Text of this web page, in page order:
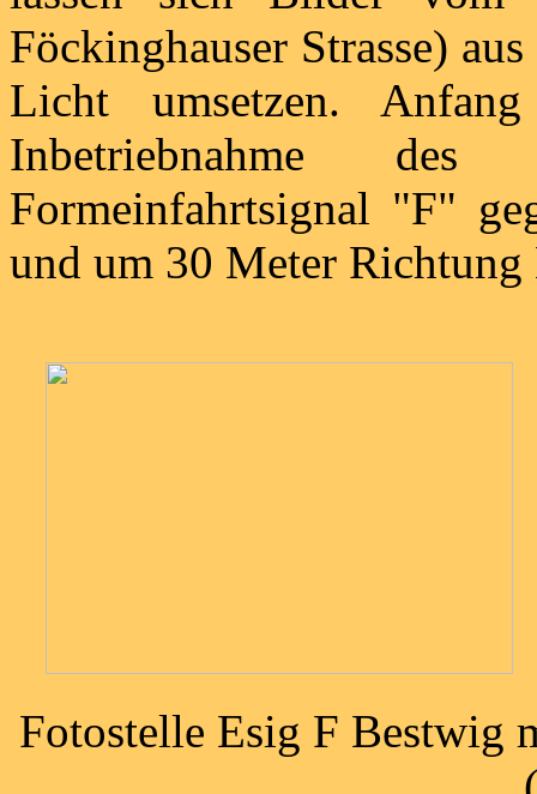
Föckinghauser Strasse)
Licht umsetzen.
Inbetriebnahme
Formeinfahrtsignal "F"
und um 30 Meter
Fotostelle Esig F Bestwig